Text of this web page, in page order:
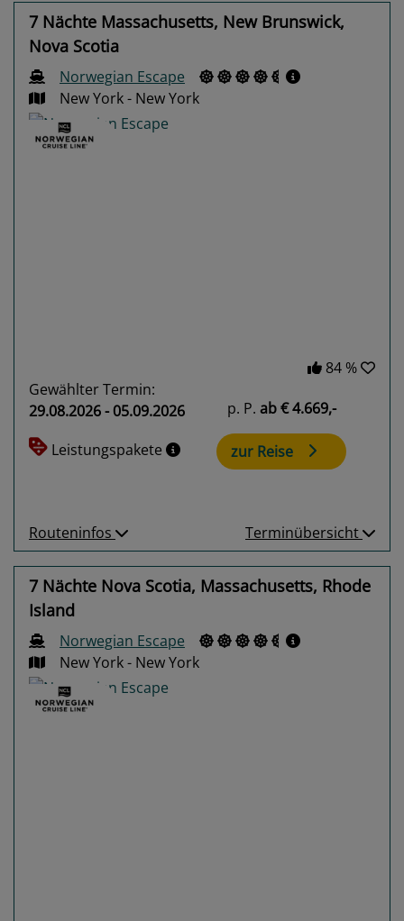
7 Nächte Massachusetts, New Brunswick,
Nova Scotia
Norwegian Escape
New York - New York
84 %
Gewählter Termin:
29.08.2026 - 05.09.2026
Leistungspakete
p. P. ab€ 4.669,-
zur Reise
Routeninfos Terminübersicht
7 Nächte Nova Scotia, Massachusetts, Rhode
Island
Norwegian Escape
New York - New York